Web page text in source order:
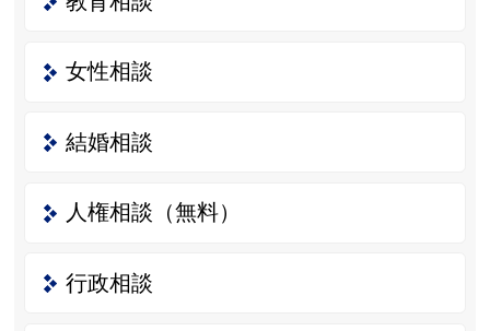
女性相談
結婚相談
人権相談（無料）
行政相談